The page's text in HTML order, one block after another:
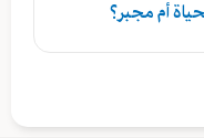
أم مجبر؟